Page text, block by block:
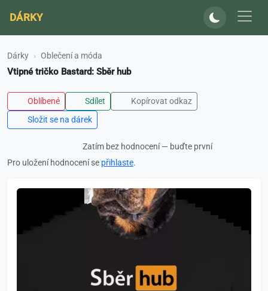
DÁRKY
Dárky Oblečení a móda
Vtipné tričko Bastard: Sběr hub
Oblíbené Sdílet
Kopírovat odkaz
Složit se na dárek
Zatím bez hodnocení — buďte první
Pro uložení hodnocení se přihlaste.